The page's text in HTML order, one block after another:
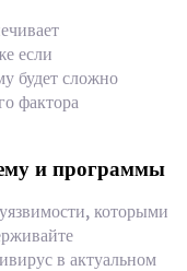
если
будет сложно
фактора
и программы
которыми
в актуальном